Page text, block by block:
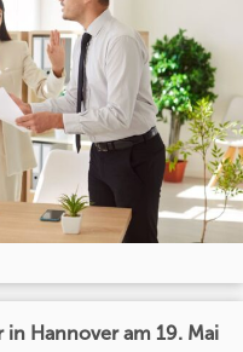
Hannover am 19. Mai